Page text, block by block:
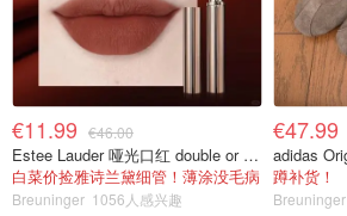
€11.99 €46.00
Estee Lauder 哑光口红 double or nothing色号
白菜价捡雅诗兰黛细管！薄涂没毛病
Breuninger 1056人感兴趣
€47.99
蹲补货！
Breuninger